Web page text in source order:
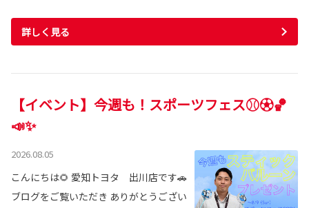
詳しく見る
【イベント】今週も！スポーツフェス⚾⚽🏀
📣✨
2026.08.05
こんにちは🌻 愛知トヨタ 出川店です🚗
ブログをご覧いただき ありがとうござい